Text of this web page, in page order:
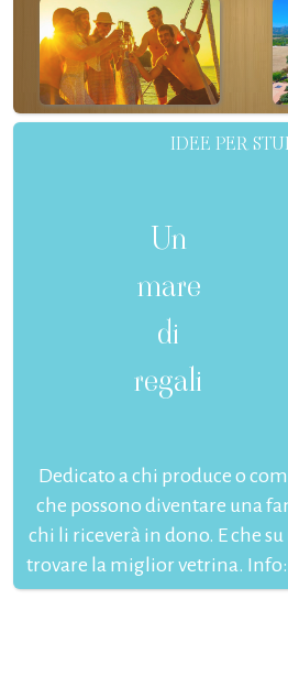
IDEE PER
Un
mare
di
regali
Dedicato a chi produce o
che possono diventare una
chi li riceverà in dono. E che
trovare la miglior vetrina. Info: